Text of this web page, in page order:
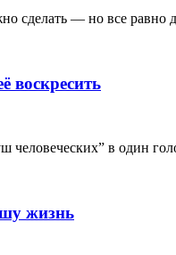
сделать — но все
воскресить
человеческих” в один
жизнь